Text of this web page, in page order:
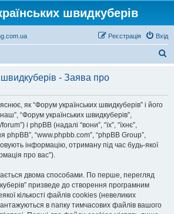
швидкуберів
Вхід
Реєстрація
у
- Заява про
як “Форум українських швидкуберів” і його
“Форум українських швидкуберів”,
і phpBB (надалі “вони”, “їх”, “їхнє”,
phpBB”, “www.phpbb.com”, “phpBB Group”,
інформацію, отриману під час будь-якої
про вас”).
двома способами. По перше, перегляд
призведе до створення програмним
кількості файлів cookies (невеликих
в папку тимчасових файлів вашого